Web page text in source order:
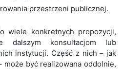
przestrzeni publicznej.
wiele konkretnych propozycji,
dalszym konsultacjom lub
instytucji. Część z nich – jak
może być realizowana oddolnie,